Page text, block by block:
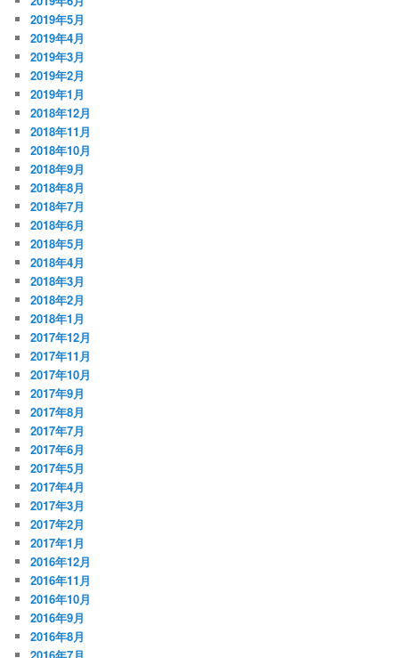
2019年5月
2019年4月
2019年3月
2019年2月
2019年1月
2018年12月
2018年11月
2018年10月
2018年9月
2018年8月
2018年7月
2018年6月
2018年5月
2018年4月
2018年3月
2018年2月
2018年1月
2017年12月
2017年11月
2017年10月
2017年9月
2017年8月
2017年7月
2017年6月
2017年5月
2017年4月
2017年3月
2017年2月
2017年1月
2016年12月
2016年11月
2016年10月
2016年9月
2016年8月
2016年7月